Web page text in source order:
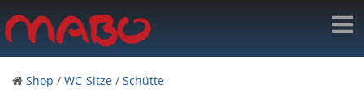
Shop / WC-Sitze / Schütte